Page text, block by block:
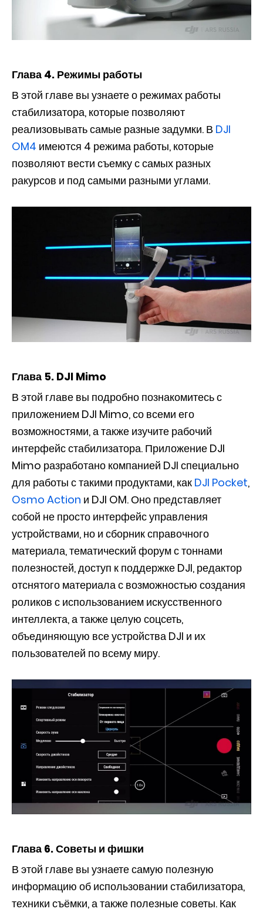
Глава 4. Режимы работы
В этой главе вы узнаете о режимах работы
стабилизатора, которые позволяют
реализовывать самые разные задумки. В DJI
OM4 имеются 4 режима работы, которые
позволяют вести съемку с самых разных
ракурсов и под самыми разными углами.
Глава 5. DJI Mimo
В этой главе вы подробно познакомитесь с
приложением DJI Mimo, со всеми его
возможностями, а также изучите рабочий
интерфейс стабилизатора. Приложение DJI
Mimo разработано компанией DJI специально
для работы с такими продуктами, как DJI Pocket,
Osmo Action и DJI OM. Оно представляет
собой не просто интерфейс управления
устройствами, но и сборник справочного
материала, тематический форум с тоннами
полезностей, доступ к поддержке DJI, редактор
отснятого материала с возможностью создания
роликов с использованием искусственного
интеллекта, а также целую соцсеть,
объединяющую все устройства DJI и их
пользователей по всему миру.
Глава 6. Советы и фишки
В этой главе вы узнаете самую полезную
информацию об использовании стабилизатора,
техники съёмки, а также полезные советы. Как